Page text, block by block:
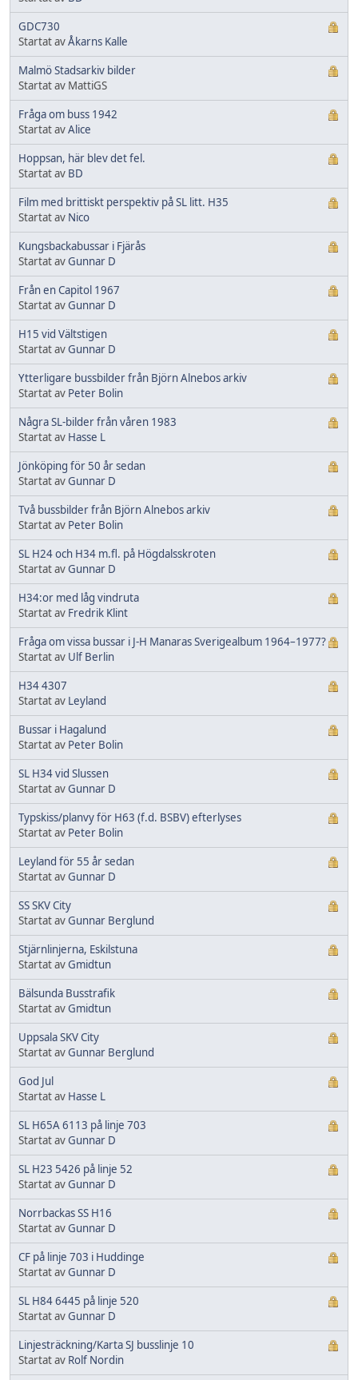
GDC730
Startat avÅkarns Kalle
Malmö Stadsarkiv bilder
Startat av MattiGS
Fråga om buss 1942
Startat avAlice
Hoppsan, här blev det fel.
Startat av BD
Film med brittiskt perspektiv på SL litt. H35
Startat av Nico
Kungsbackabussar i Fjärås
Startat avGunnar D
Från en Capitol 1967
Startat avGunnar D
H15 vid Vältstigen
Startat avGunnar D
Ytterligare bussbilder från Björn Alnebos arkiv
Startat av Peter Bolin
Några SL-bilder från våren 1983
Startat av Hasse L
Jönköping för 50 år sedan
Startat avGunnar D
Två bussbilder från Björn Alnebos arkiv
Startat av Peter Bolin
SL H24 och H34 m.fl. på Högdalsskroten
Startat avGunnar D
H34:or med låg vindruta
Startat av Fredrik Klint
Fråga om vissa bussar i J-H Manaras Sverigealbum 1964–1977?
Startat av Ulf Berlin
H34 4307
Startat av Leyland
Bussar i Hagalund
Startat av Peter Bolin
SL H34 vid Slussen
Startat avGunnar D
Typskiss/planvy för H63 (f.d. BSBV) efterlyses
Startat av Peter Bolin
Leyland för 55 år sedan
Startat avGunnar D
SS SKV City
Startat avGunnar Berglund
Stjärnlinjerna, Eskilstuna
Startat avGmidtun
Bälsunda Busstrafik
Startat avGmidtun
Uppsala SKV City
Startat avGunnar Berglund
God Jul
Startat av Hasse L
SL H65A 6113 på linje 703
Startat avGunnar D
SL H23 5426 på linje 52
Startat avGunnar D
Norrbackas SS H16
Startat avGunnar D
CF på linje 703 i Huddinge
Startat avGunnar D
SL H84 6445 på linje 520
Startat avGunnar D
Linjesträckning/Karta SJ busslinje 10
Startat av Rolf Nordin